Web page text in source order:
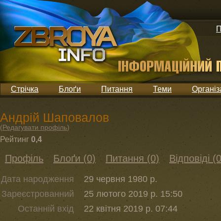
Стрічка Блоґи Питання Теми
Андрій Шаповалов
(Редагувати профіль)
Рейтинг 0,4
Профіль Блоґи (0) Питання (0) Відповіді
Дата народження
29 червня 1980 р.
Зареєстрованний
25 лютого 2019 р. 15:50
Останній вхід
22 квітня 2019 р. 07:44